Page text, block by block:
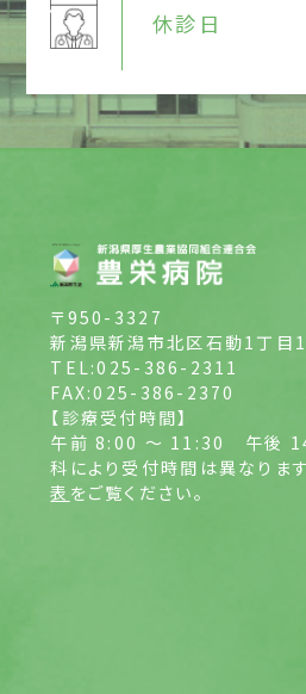
休診日
〒950-3327
新潟県新潟市北区石動1丁目
TEL:025-386-2311
FAX:025-386-2370
【診療受付時間】
午前 8:00 ～ 11:30 午後
科により受付時間は異なりま
表 をご覧ください。